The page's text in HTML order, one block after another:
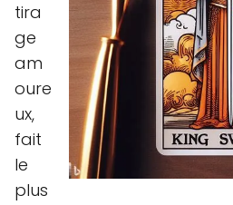
tira
ge
am
oure
ux,
fait
le
plus